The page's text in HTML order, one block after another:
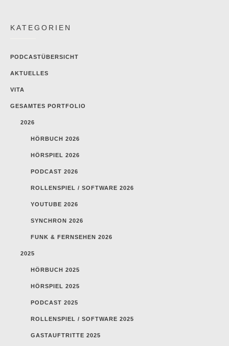
KATEGORIEN
PODCASTÜBERSICHT
AKTUELLES
VITA
GESAMTES PORTFOLIO
2026
HÖRBUCH 2026
HÖRSPIEL 2026
PODCAST 2026
ROLLENSPIEL / SOFTWARE 2026
YOUTUBE 2026
SYNCHRON 2026
FUNK & FERNSEHEN 2026
2025
HÖRBUCH 2025
HÖRSPIEL 2025
PODCAST 2025
ROLLENSPIEL / SOFTWARE 2025
GASTAUFTRITTE 2025